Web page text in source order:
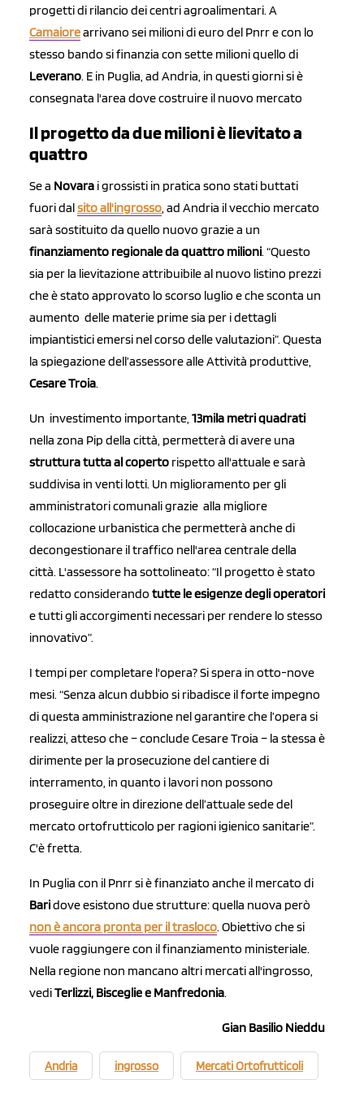
progetti di rilancio dei centri agroalimentari. A
Camaiorearrivano sei milioni di euro del Pnrr e con lo
stesso bando si finanzia con sette milioni quello di
Leverano. E in Puglia, ad Andria, in questi giorni si è
consegnata l'area dove costruire il nuovo mercato
Il progetto da due milioni è lievitato a
quattro
Se a Novara i grossisti in pratica sono stati buttati
fuori dalsito all'ingrosso, ad Andria il vecchio mercato
sarà sostituito da quello nuovo grazie a un
finanziamento regionale da quattro milioni. “Questo
sia per la lievitazione attribuibile al nuovo listino prezzi
che è stato approvato lo scorso luglio e che sconta un
aumento delle materie prime sia per i dettagli
impiantistici emersi nel corso delle valutazioni”. Questa
la spiegazione dell’assessore alle Attività produttive,
Cesare Troia.
Un investimento importante, 13mila metri quadrati
nella zona Pip della città, permetterà di avere una
struttura tutta al coperto rispetto all'attuale e sarà
suddivisa in venti lotti. Un miglioramento per gli
amministratori comunali grazie alla migliore
collocazione urbanistica che permetterà anche di
decongestionare il traffico nell'area centrale della
città. L'assessore ha sottolineato: “Il progetto è stato
redatto considerando tutte le esigenze degli operatori
e tutti gli accorgimenti necessari per rendere lo stesso
innovativo”.
I tempi per completare l'opera? Si spera in otto-nove
mesi. “Senza alcun dubbio si ribadisce il forte impegno
di questa amministrazione nel garantire che l’opera si
realizzi, atteso che – conclude Cesare Troia – la stessa è
dirimente per la prosecuzione del cantiere di
interramento, in quanto i lavori non possono
proseguire oltre in direzione dell’attuale sede del
mercato ortofrutticolo per ragioni igienico sanitarie”.
C'è fretta.
In Puglia con il Pnrr si è finanziato anche il mercato di
Baridove esistono due strutture: quella nuova però
non è ancora pronta per il trasloco. Obiettivo che si
vuole raggiungere con il finanziamento ministeriale.
Nella regione non mancano altri mercati all'ingrosso,
vediTerlizzi, Bisceglie e Manfredonia.
Gian Basilio Nieddu
Andria ingrosso Mercati Ortofrutticoli